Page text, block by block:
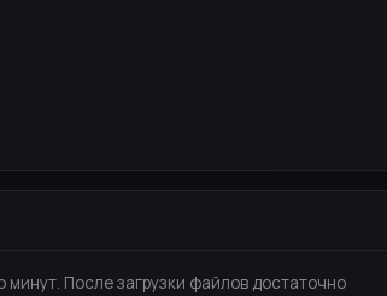
После загрузки файлов достаточно